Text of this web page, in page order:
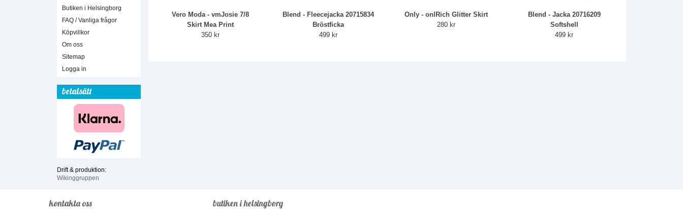
Butiken i Helsingborg
FAQ / Vanliga frågor
Köpvillkor
Om oss
Sitemap
Logga in
betalsätt
Drift & produktion:
Wikinggruppen
Vero Moda - vmJosie 7/8
Skirt Mea Print
350 kr
Blend - Fleecejacka 20715834
Bröstficka
499 kr
Only - onlRich Glitter Skirt
280 kr
Blend - Jacka 20716209
Softshell
499 kr
kontakta oss butiken i helsingborg